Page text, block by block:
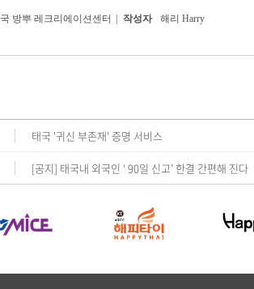
방뿌 레크리에이션센터 작성자 해리 Harry
태국 '귀신 부존재' 증명 서비스
[공지] 태국내 외국인 ‘ 90일 신고’ 한결 간편해 진다